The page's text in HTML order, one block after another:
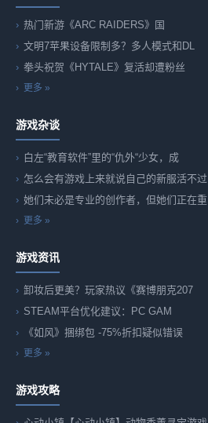
热门新游《ARC RAIDERS》国
文明7苹果设备限制多？多人模式和DL
拳头祝贺《HYTALE》复活却遭粉丝
更多 »
游戏杂谈
白左“教育软件”里的“仇外“少女，成
怎么会有游戏上来就说自己的新服活不过
她们未必是专业的创作者，但她们正在重
更多 »
游戏资讯
卸妆后更美？玩家热议《赛博朋克207
STEAM平台优化建议：PC GAM
《如风》捆绑包 -75%折扣疑似错误
更多 »
游戏攻略